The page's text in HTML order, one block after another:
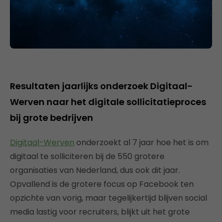
Resultaten jaarlijks onderzoek Digitaal-
Werven naar het digitale sollicitatieproces
bij grote bedrijven
Digitaal-Werven onderzoekt al 7 jaar hoe het is om
digitaal te solliciteren bij de 550 grotere
organisaties van Nederland, dus ook dit jaar.
Opvallend is de grotere focus op Facebook ten
opzichte van vorig, maar tegelijkertijd blijven social
media lastig voor recruiters, blijkt uit het grote